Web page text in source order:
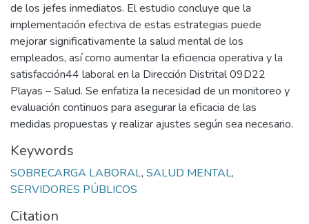
de los jefes inmediatos. El estudio concluye que la
implementación efectiva de estas estrategias puede
mejorar significativamente la salud mental de los
empleados, así como aumentar la eficiencia operativa y la
satisfacción44 laboral en la Dirección Distrital 09D22
Playas – Salud. Se enfatiza la necesidad de un monitoreo y
evaluación continuos para asegurar la eficacia de las
medidas propuestas y realizar ajustes según sea necesario.
Keywords
SOBRECARGA LABORAL, SALUD MENTAL,
SERVIDORES PÚBLICOS
Citation